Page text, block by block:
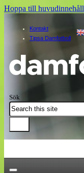
Hoppa till huvudinnehåll
Kontakt
Tipsa Damfotboll
Sök